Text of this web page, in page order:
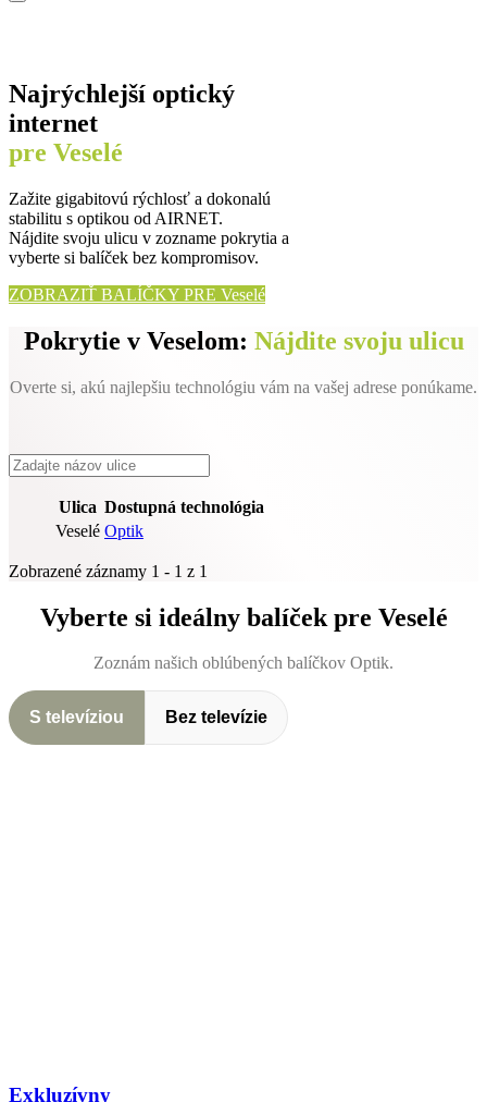
Najrýchlejší optický
internet
pre Veselé
Zažite gigabitovú rýchlosť a dokonalú
stabilitu s optikou od AIRNET.
Nájdite svoju ulicu v zozname pokrytia a
vyberte si balíček bez kompromisov.
ZOBRAZIŤ BALÍČKY PRE Veselé
Pokrytie v Veselom: Nájdite svoju ulicu
Overte si, akú najlepšiu technológiu vám na vašej adrese ponúkame.
Ulica Dostupná technológia
Veselé Optik
Zobrazené záznamy 1 - 1 z 1
Vyberte si ideálny balíček pre Veselé
Zoznám našich oblúbených balíčkov Optik.
S televíziou Bez televízie
Exkluzívny